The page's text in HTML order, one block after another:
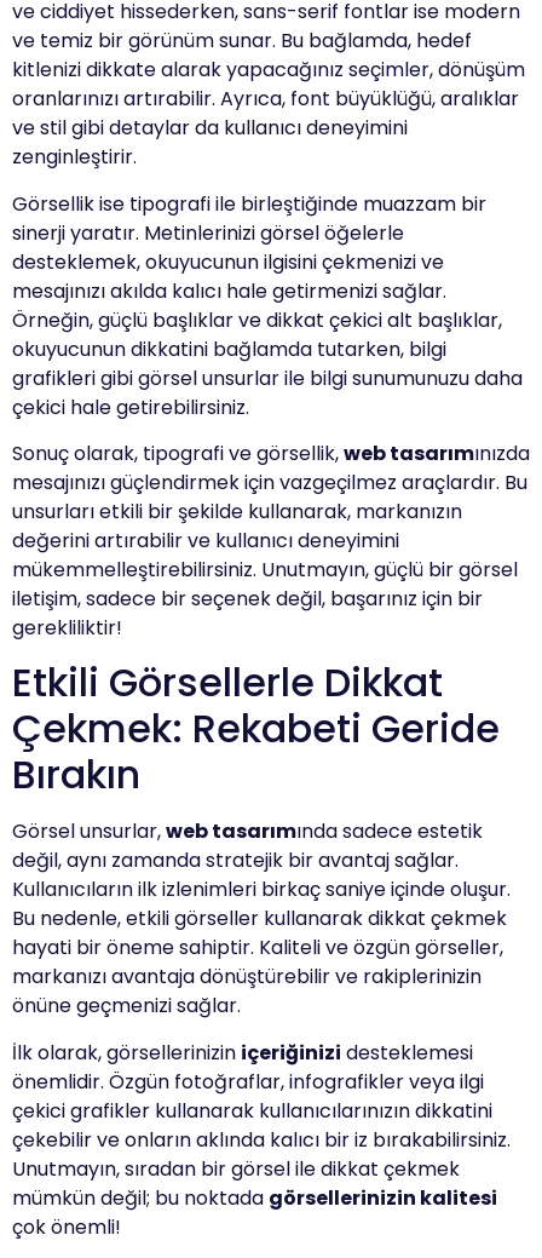
ve ciddiyet hissederken, sans-serif fontlar ise modern
ve temiz bir görünüm sunar. Bu bağlamda, hedef
kitlenizi dikkate alarak yapacağınız seçimler, dönüşüm
oranlarınızı artırabilir. Ayrıca, font büyüklüğü, aralıklar
ve stil gibi detaylar da kullanıcı deneyimini
zenginleştirir.
Görsellik ise tipografi ile birleştiğinde muazzam bir
sinerji yaratır. Metinlerinizi görsel öğelerle
desteklemek, okuyucunun ilgisini çekmenizi ve
mesajınızı akılda kalıcı hale getirmenizi sağlar.
Örneğin, güçlü başlıklar ve dikkat çekici alt başlıklar,
okuyucunun dikkatini bağlamda tutarken, bilgi
grafikleri gibi görsel unsurlar ile bilgi sunumunuzu daha
çekici hale getirebilirsiniz.
Sonuç olarak, tipografi ve görsellik,web tasarımınızda
mesajınızı güçlendirmek için vazgeçilmez araçlardır. Bu
unsurları etkili bir şekilde kullanarak, markanızın
değerini artırabilir ve kullanıcı deneyimini
mükemmelleştirebilirsiniz. Unutmayın, güçlü bir görsel
iletişim, sadece bir seçenek değil, başarınız için bir
gerekliliktir!
Etkili Görsellerle Dikkat
Çekmek: Rekabeti Geride
Bırakın
Görsel unsurlar,web tasarımında sadece estetik
değil, aynı zamanda stratejik bir avantaj sağlar.
Kullanıcıların ilk izlenimleri birkaç saniye içinde oluşur.
Bu nedenle, etkili görseller kullanarak dikkat çekmek
hayati bir öneme sahiptir. Kaliteli ve özgün görseller,
markanızı avantaja dönüştürebilir ve rakiplerinizin
önüne geçmenizi sağlar.
İlk olarak, görsellerinizin içeriğinizi desteklemesi
önemlidir. Özgün fotoğraflar, infografikler veya ilgi
çekici grafikler kullanarak kullanıcılarınızın dikkatini
çekebilir ve onların aklında kalıcı bir iz bırakabilirsiniz.
Unutmayın, sıradan bir görsel ile dikkat çekmek
mümkün değil; bu noktada görsellerinizin kalitesi
çok önemli!